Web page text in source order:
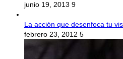
junio 19, 2013 9
La acción que desenfoca tu
febrero 23, 2012 5